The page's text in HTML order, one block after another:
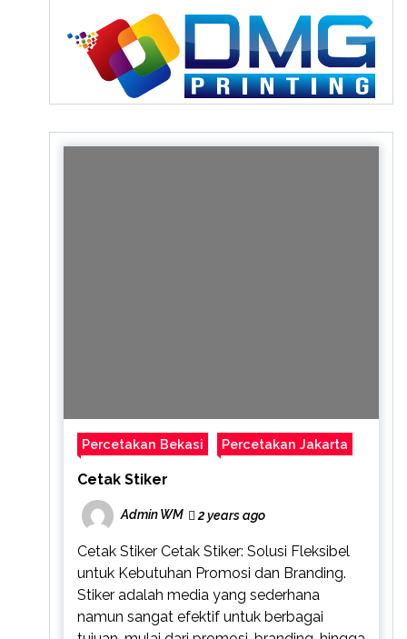
Percetakan Bekasi Percetakan Jakarta
Cetak Stiker
Admin WM 2 years ago
Cetak Stiker Cetak Stiker: Solusi Fleksibel
untuk Kebutuhan Promosi dan Branding.
Stiker adalah media yang sederhana
namun sangat efektif untuk berbagai